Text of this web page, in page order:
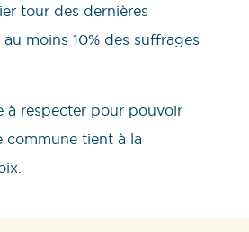
tour des dernières
moins 10% des suffrages
à respecter pour pouvoir
commune tient à la